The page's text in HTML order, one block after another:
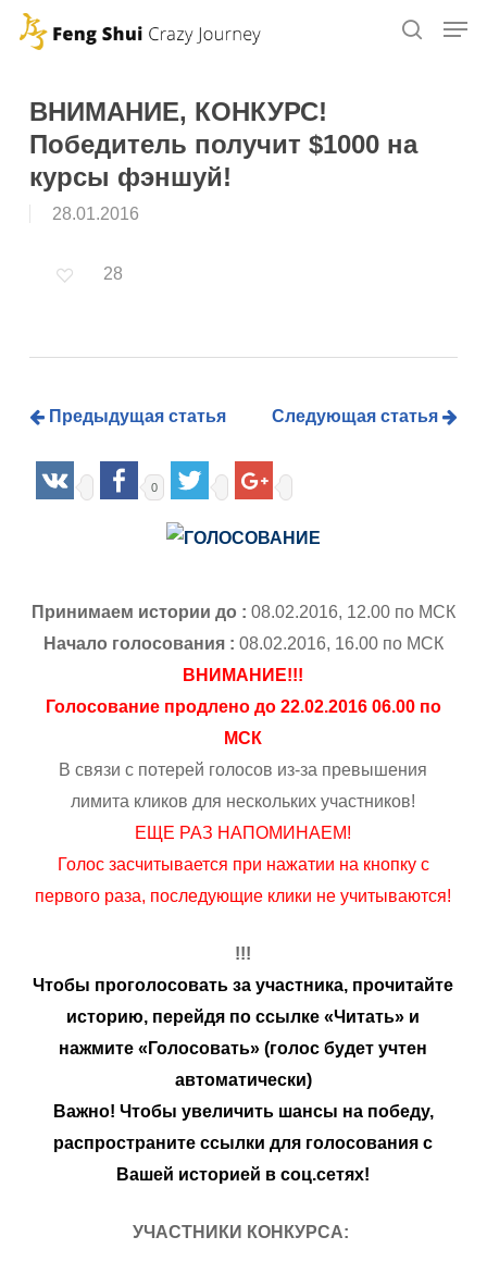
Skip
contentВНИМАНИЕ, КОНКУРС!
Победитель получит $1000 на
курсы фэншуй!
28.01.2016
28
Предыдущая статья Следующая статья
0
Принимаем истории до : 08.02.2016, 12.00 по МСК
Начало голосования : 08.02.2016, 16.00 по МСК
ВНИМАНИЕ!!!
Голосование продлено до 22.02.2016 06.00 по
МСК
В связи с потерей голосов из-за превышения
лимита кликов для нескольких участников!
ЕЩЕ РАЗ НАПОМИНАЕМ!
Голос засчитывается при нажатии на кнопку с
первого раза, последующие клики не учитываются!
!!!
Чтобы проголосовать за участника, прочитайте
историю, перейдя по ссылке «Читать» и
нажмите «Голосовать» (голос будет учтен
автоматически)
Важно! Чтобы увеличить шансы на победу,
распространите ссылки для голосования с
Вашей историей в соц.сетях!
УЧАСТНИКИ КОНКУРСА: